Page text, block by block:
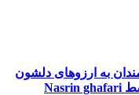
به ارزوهای دلشون